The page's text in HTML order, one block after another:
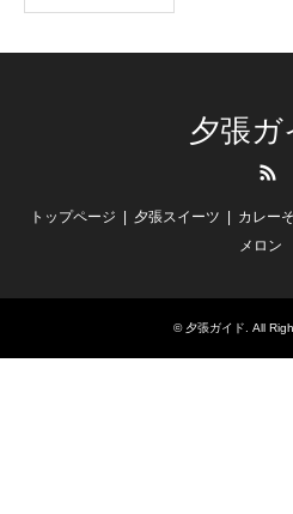
夕張ガ
トップページ 夕張スイーツ カレー
メロン
© 夕張ガイド . All